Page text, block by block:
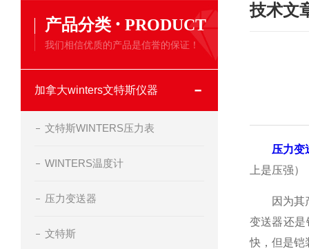
技术文
压力变
上是压强
因为其产
变送器还
快，但是铠
产品分类 · PRODUCT
我们相信优质的产品是信誉的保证！
加拿大winters文特斯仪器
文特斯WINTERS压力表
WINTERS温度计
压力变送器
文特斯